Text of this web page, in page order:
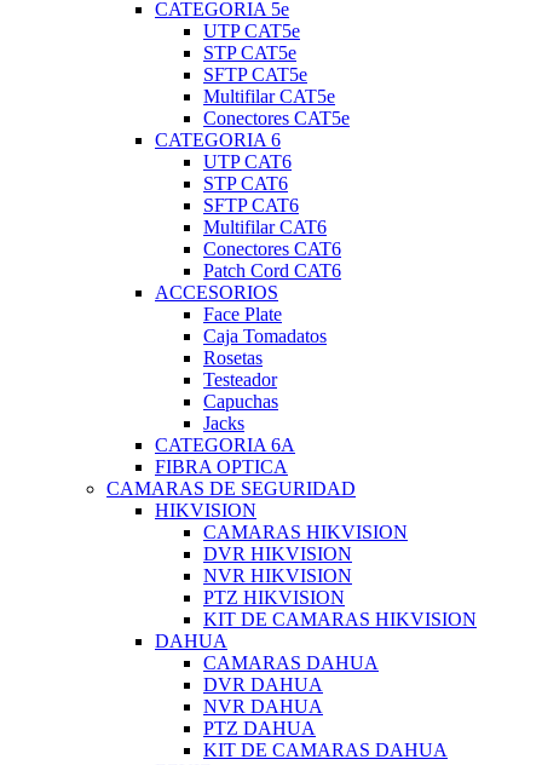
CATEGORIA 5e
UTP CAT5e
STP CAT5e
SFTP CAT5e
Multifilar CAT5e
Conectores CAT5e
CATEGORIA 6
UTP CAT6
STP CAT6
SFTP CAT6
Multifilar CAT6
Conectores CAT6
Patch Cord CAT6
ACCESORIOS
Face Plate
Caja Tomadatos
Rosetas
Testeador
Capuchas
Jacks
CATEGORIA 6A
FIBRA OPTICA
CAMARAS DE SEGURIDAD
HIKVISION
CAMARAS HIKVISION
DVR HIKVISION
NVR HIKVISION
PTZ HIKVISION
KIT DE CAMARAS HIKVISION
DAHUA
CAMARAS DAHUA
DVR DAHUA
NVR DAHUA
PTZ DAHUA
KIT DE CAMARAS DAHUA